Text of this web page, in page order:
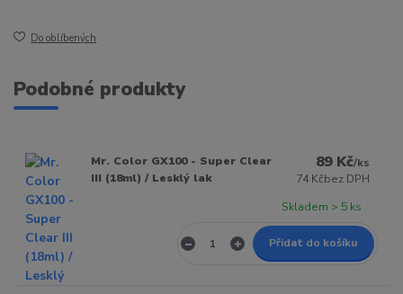
Do oblíbených
Podobné produkty
Mr. Color GX100 - Super Clear
III (18ml) / Lesklý lak
89 Kč/ks
74 Kčbez DPH
Skladem > 5 ks
Přidat do košíku